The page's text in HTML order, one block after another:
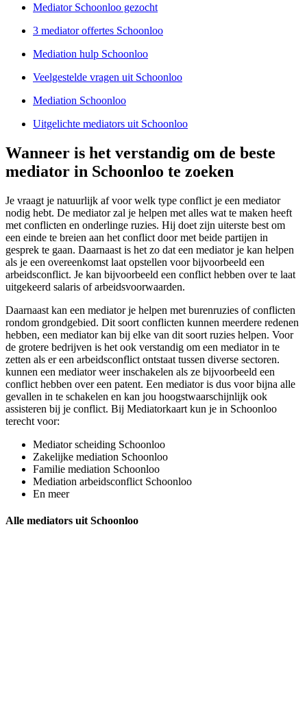
Mediator Schoonloo gezocht
3 mediator offertes Schoonloo
Mediation hulp Schoonloo
Veelgestelde vragen uit Schoonloo
Mediation Schoonloo
Uitgelichte mediators uit Schoonloo
Wanneer is het verstandig om de beste
mediator in Schoonloo te zoeken
Je vraagt je natuurlijk af voor welk type conflict je een mediator
nodig hebt. De mediator zal je helpen met alles wat te maken heeft
met conflicten en onderlinge ruzies. Hij doet zijn uiterste best om
een einde te breien aan het conflict door met beide partijen in
gesprek te gaan. Daarnaast is het zo dat een mediator je kan helpen
als je een overeenkomst laat opstellen voor bijvoorbeeld een
arbeidsconflict. Je kan bijvoorbeeld een conflict hebben over te laat
uitgekeerd salaris of arbeidsvoorwaarden.
Daarnaast kan een mediator je helpen met burenruzies of conflicten
rondom grondgebied. Dit soort conflicten kunnen meerdere redenen
hebben, een mediator kan bij elke van dit soort ruzies helpen. Voor
de grotere bedrijven is het ook verstandig om een mediator in te
zetten als er een arbeidsconflict ontstaat tussen diverse sectoren.
kunnen een mediator weer inschakelen als ze bijvoorbeeld een
conflict hebben over een patent. Een mediator is dus voor bijna alle
gevallen in te schakelen en kan jou hoogstwaarschijnlijk ook
assisteren bij je conflict. Bij Mediatorkaart kun je in Schoonloo
terecht voor:
Mediator scheiding Schoonloo
Zakelijke mediation Schoonloo
Familie mediation Schoonloo
Mediation arbeidsconflict Schoonloo
En meer
Alle mediators uit Schoonloo